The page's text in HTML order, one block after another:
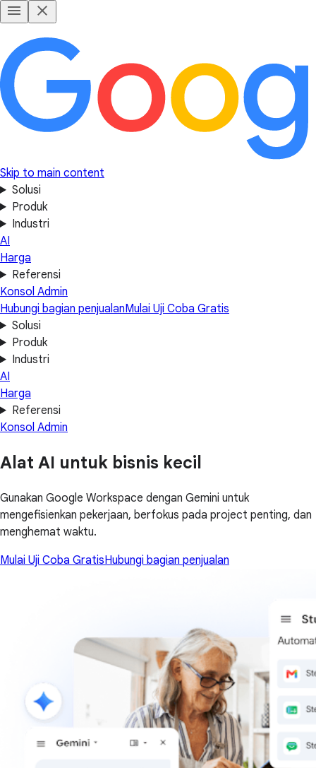
Skip to main content
Solusi
Produk
Industri
AI
Harga
Referensi
Konsol Admin
Hubungi bagian penjualanMulai Uji Coba Gratis
Solusi
Produk
Industri
AI
Harga
Referensi
Konsol Admin
Alat AI untuk bisnis kecil
Gunakan Google Workspace dengan Gemini untuk
mengefisienkan pekerjaan, berfokus pada project penting, dan
menghemat waktu.
Mulai Uji Coba GratisHubungi bagian penjualan